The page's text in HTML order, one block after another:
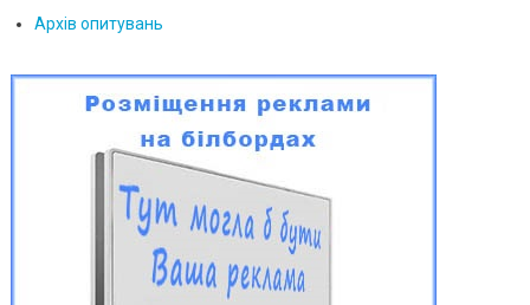
Архів опитувань